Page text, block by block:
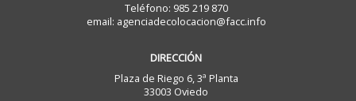
Teléfono: 985 219 870
email: agenciadecolocacion@facc.info
DIRECCIÓN
Plaza de Riego 6, 3ª Planta
33003 Oviedo